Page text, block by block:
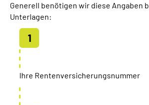
Generell benötigen wir diese Angaben
Unterlagen:
Ihre Rentenversicherungsnummer